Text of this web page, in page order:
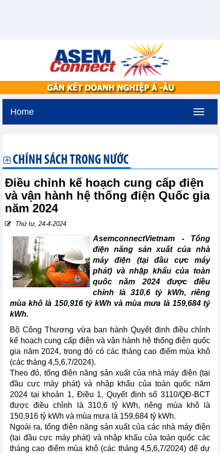
Home
CHÍNH SÁCH TRONG NƯỚC
Điều chỉnh kế hoạch cung cấp điện
và vận hành hệ thống điện Quốc gia
năm 2024
Thứ tư, 24-4-2024
AsemconnectVietnam - Tổng
điện năng sản xuất của nhà
máy điện (tại đầu cực máy
phát) và nhập khẩu của toàn
quốc năm 2024 được điều
chỉnh là 310,6 tỷ kWh, riêng
mùa khô là 150,916 tỷ kWh và mùa mưa là 159,684 tỷ
kWh.
Bộ Công Thương vừa ban hành Quyết định điều chỉnh
kế hoạch cung cấp điện và vận hành hệ thống điện quốc
gia năm 2024, trong đó có các tháng cao điểm mùa khô
(các tháng 4,5,6,7/2024).
Theo đó, tổng điện năng sản xuất của nhà máy điện (tại
đầu cực máy phát) và nhập khẩu của toàn quốc năm
2024 tại khoản 1, Điều 1, Quyết định số 3110/QĐ-BCT
được điều chỉnh là 310,6 tỷ kWh, riêng mùa khô là
150,916 tỷ kWh và mùa mưa là 159,684 tỷ kWh.
Ngoài ra, tổng điện năng sản xuất của các nhà máy điện
(tại đầu cực máy phát) và nhập khẩu của toàn quốc các
tháng cao điểm mùa khô (các tháng 4,5,6,7/2024) để dự